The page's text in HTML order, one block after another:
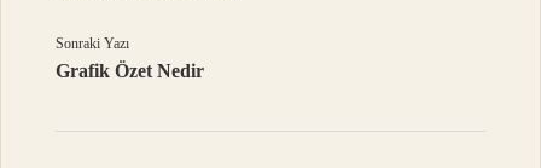
Sonraki Yazı
Grafik Özet Nedir